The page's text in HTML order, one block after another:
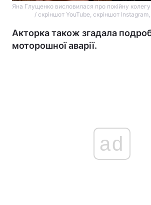
Яна Глущенко висловилася про покійну
/ скріншот YouTube, скріншот
Акторка також згадала
моторошної аварії.
ad